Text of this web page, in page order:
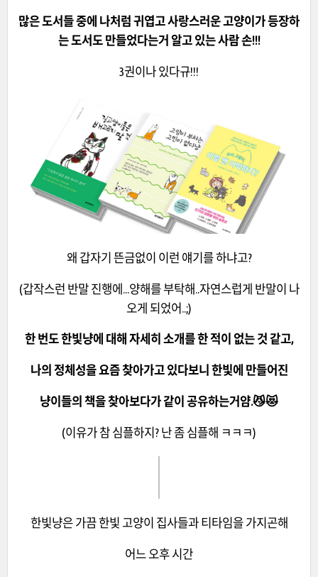
많은 도서들 중에 나처럼 귀엽고 사랑스러운 고양이가 등장하
는 도서도 만들었다는거 알고 있는 사람 손!!!
3권이나 있다규!!!
왜 갑자기 뜬금없이 이런 얘기를 하냐고?
(갑작스런 반말 진행에...양해를 부탁해..자연스럽게 반말이 나
오게 되었어..;)
한 번도 한빛냥에 대해 자세히 소개를 한 적이 없는 것 같고,
나의 정체성을 요즘 찾아가고 있다보니 한빛에 만들어진
냥이들의 책을 찾아보다가 같이 공유하는거얌.😼😻
(이유가 참 심플하지? 난 좀 심플해 ㅋㅋㅋ)
한빛냥은 가끔 한빛 고양이 집사들과 티타임을 가지곤해
어느 오후 시간